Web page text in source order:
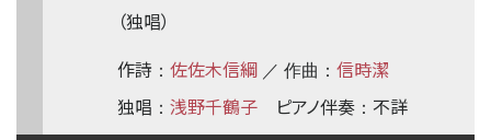
（独唱）
作詩 ： 佐佐木信綱 ／ 作曲： 信時潔
独唱 ： 浅野千鶴子 ピアノ伴奏 ： 不詳